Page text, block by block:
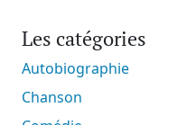
Les catégories
Autobiographie
Chanson